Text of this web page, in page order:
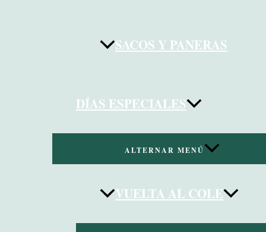
SACOS Y PANERAS
DÍAS ESPECIALES
ALTERNAR MENÚ
VUELTA AL COLE